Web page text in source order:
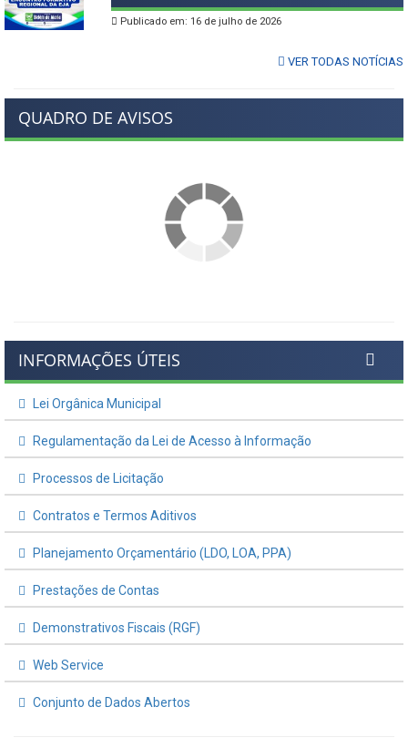
Publicado em: 16 de julho de 2026
VER TODAS NOTÍCIAS
QUADRO DE AVISOS
INFORMAÇÕES ÚTEIS
Lei Orgânica Municipal
Regulamentação da Lei de Acesso à Informação
Processos de Licitação
Contratos e Termos Aditivos
Planejamento Orçamentário (LDO, LOA, PPA)
Prestações de Contas
Demonstrativos Fiscais (RGF)
Web Service
Conjunto de Dados Abertos